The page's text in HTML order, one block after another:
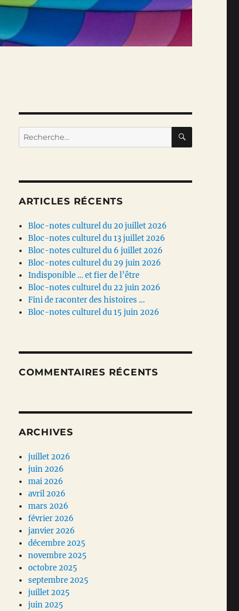
Recherche
pour :
ARTICLES RÉCENTS
Bloc-notes culturel du 20 juillet 2026
Bloc-notes culturel du 13 juillet 2026
Bloc-notes culturel du 6 juillet 2026
Bloc-notes culturel du 29 juin 2026
Indisponible … et fier de l’être
Bloc-notes culturel du 22 juin 2026
Fini de raconter des histoires …
Bloc-notes culturel du 15 juin 2026
COMMENTAIRES RÉCENTS
ARCHIVES
juillet 2026
juin 2026
mai 2026
avril 2026
mars 2026
février 2026
janvier 2026
décembre 2025
novembre 2025
octobre 2025
septembre 2025
juillet 2025
juin 2025